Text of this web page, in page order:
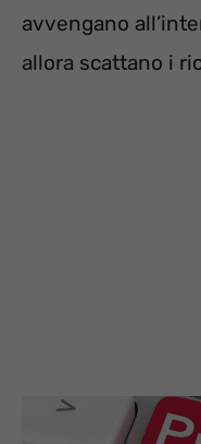
avvengano
allora scattano i